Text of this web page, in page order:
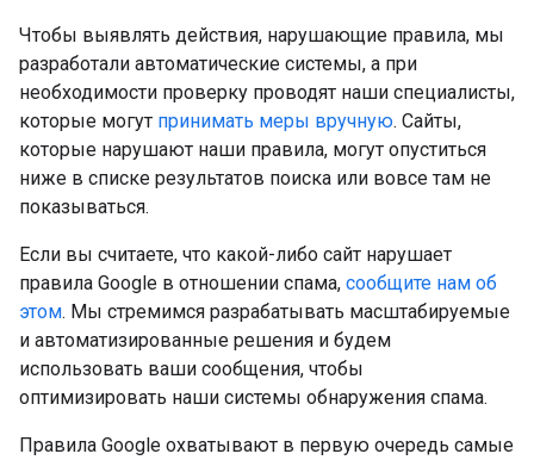
Чтобы выявлять действия, нарушающие правила, мы
разработали автоматические системы, а при
необходимости проверку проводят наши специалисты,
которые могут принимать меры вручную. Сайты,
которые нарушают наши правила, могут опуститься
ниже в списке результатов поиска или вовсе там не
показываться.
Если вы считаете, что какой-либо сайт нарушает
правила Google в отношении спама, сообщите нам об
этом. Мы стремимся разрабатывать масштабируемые
и автоматизированные решения и будем
использовать ваши сообщения, чтобы
оптимизировать наши системы обнаружения спама.
Правила Google охватывают в первую очередь самые